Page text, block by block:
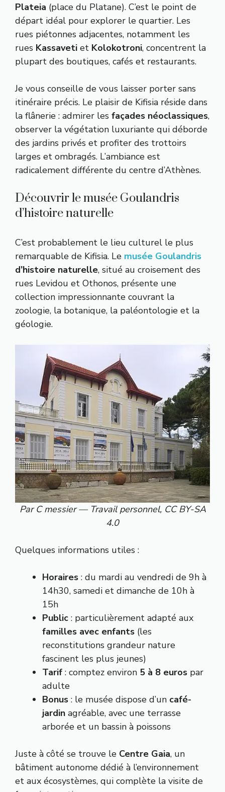
Plateia (place du Platane). C’est le point de
départ idéal pour explorer le quartier. Les
rues piétonnes adjacentes, notamment les
rues Kassaveti et Kolokotroni, concentrent la
plupart des boutiques, cafés et restaurants.
Je vous conseille de vous laisser porter sans
itinéraire précis. Le plaisir de Kifisia réside dans
la flânerie : admirer les façades néoclassiques,
observer la végétation luxuriante qui déborde
des jardins privés et profiter des trottoirs
larges et ombragés. L’ambiance est
radicalement différente du centre d’Athènes.
Découvrir le musée Goulandris
d’histoire naturelle
C’est probablement le lieu culturel le plus
remarquable de Kifisia. Le musée Goulandris
d’histoire naturelle, situé au croisement des
rues Levidou et Othonos, présente une
collection impressionnante couvrant la
zoologie, la botanique, la paléontologie et la
géologie.
Par C messier — Travail personnel, CC BY-SA
4.0
Quelques informations utiles :
Horaires : du mardi au vendredi de 9h à
14h30, samedi et dimanche de 10h à
15h
Public : particulièrement adapté aux
familles avec enfants (les
reconstitutions grandeur nature
fascinent les plus jeunes)
Tarif : comptez environ 5 à 8 euros par
adulte
Bonus : le musée dispose d’un café-
jardin agréable, avec une terrasse
arborée et un bassin à poissons
Juste à côté se trouve le Centre Gaia, un
bâtiment autonome dédié à l’environnement
et aux écosystèmes, qui complète la visite de